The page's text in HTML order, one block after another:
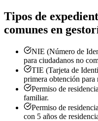
Tipos de
comunes en
NIE (Número de
para ciudadanos no
TIE (Tarjeta de
primera obtención para
Permiso de
familiar.
Permiso de
con 5 años de